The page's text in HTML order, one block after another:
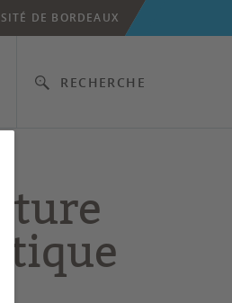
RECHERCHE
DE BORDEAUX